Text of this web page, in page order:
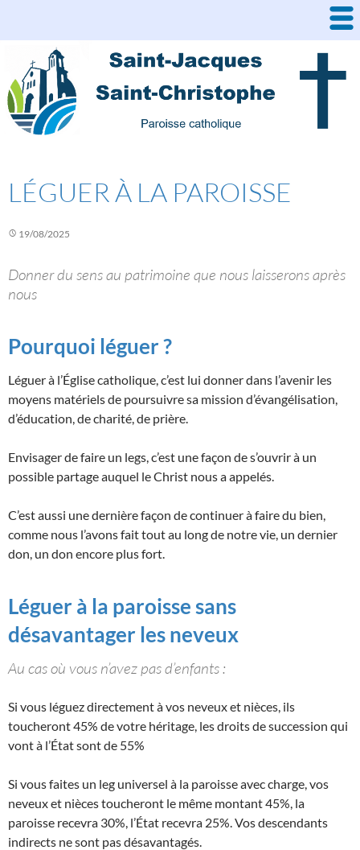
contenu
LÉGUER À LA PAROISSE
19/08/2025
Donner du sens au patrimoine que nous laisserons après
nous
Pourquoi léguer ?
Léguer à l’Église catholique, c’est lui donner dans l’avenir les
moyens matériels de poursuivre sa mission d’évangélisation,
d’éducation, de charité, de prière.
Envisager de faire un legs, c’est une façon de s’ouvrir à un
possible partage auquel le Christ nous a appelés.
C’est aussi une dernière façon de continuer à faire du bien,
comme nous l’avons fait tout au long de notre vie, un dernier
don, un don encore plus fort.
Léguer à la paroisse sans
désavantager les neveux
Au cas où vous n’avez pas d’enfants :
Si vous léguez directement à vos neveux et nièces, ils
toucheront 45% de votre héritage, les droits de succession qui
vont à l’État sont de 55%
Si vous faites un leg universel à la paroisse avec charge, vos
neveux et nièces toucheront le même montant 45%, la
paroisse recevra 30%, l’État recevra 25%. Vos descendants
indirects ne sont pas désavantagés.